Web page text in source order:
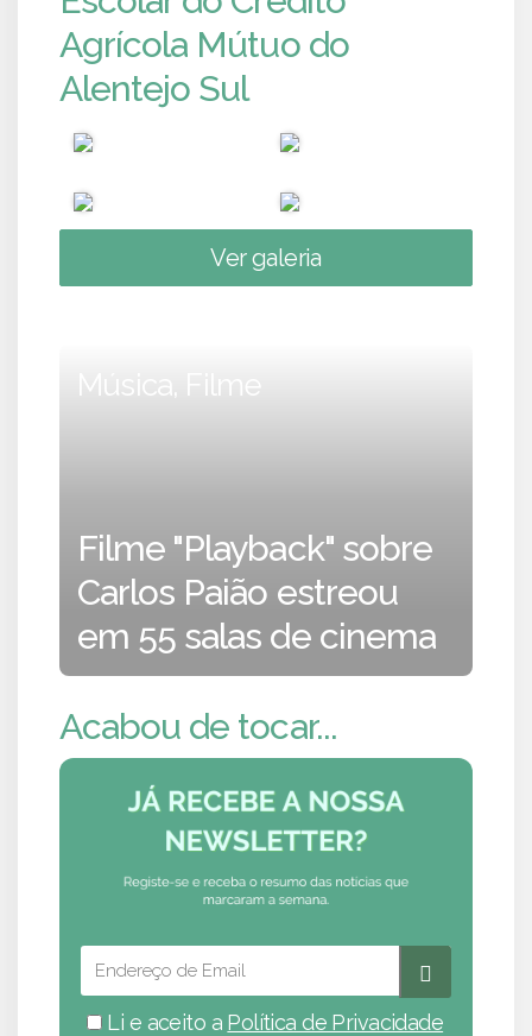
Agrícola Mútuo do
Alentejo Sul
Ver galeria
Música, Filme
Filme "Playback" sobre
Carlos Paião estreou
em 55 salas de cinema
Acabou de tocar...
Li e aceito a Política de Privacidade